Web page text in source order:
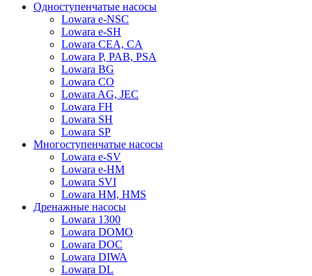
Одноступенчатые насосы
Lowara e-NSC
Lowara e-SH
Lowara CEA, CA
Lowara P, PAB, PSA
Lowara BG
Lowara CO
Lowara AG, JEC
Lowara FH
Lowara SH
Lowara SP
Многоступенчатые насосы
Lowara e-SV
Lowara e-HM
Lowara SVI
Lowara HM, HMS
Дренажные насосы
Lowara 1300
Lowara DOMO
Lowara DOC
Lowara DIWA
Lowara DL